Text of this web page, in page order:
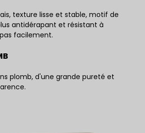
texture lisse et stable, motif de
antidérapant et résistant à
facilement.
plomb, d'une grande pureté et